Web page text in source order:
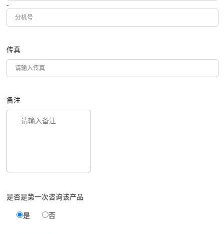
-
传真
备注
是否是第一次咨询该产品
是 否